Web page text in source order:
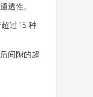
透性。
过 15 种
间隙的超